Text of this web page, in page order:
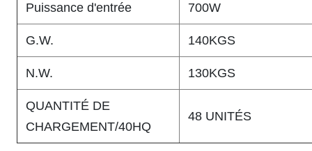
Puissance d'entrée 700W
G.W. 140KGS
N.W. 130KGS
QUANTITÉ DE
CHARGEMENT/40HQ
48 UNITÉS